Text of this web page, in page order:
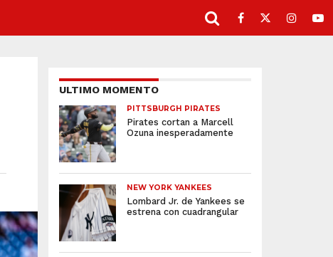
ULTIMO MOMENTO
PITTSBURGH PIRATES
Pirates cortan a Marcell
Ozuna inesperadamente
NEW YORK YANKEES
Lombard Jr. de Yankees se
estrena con cuadrangular